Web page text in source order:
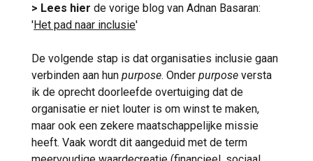
> Lees hier de vorige blog van Adnan Basaran:
'Het pad naar inclusie'
De volgende stap is dat organisaties inclusie gaan
verbinden aan hun purpose. Onder purpose versta
ik de oprecht doorleefde overtuiging dat de
organisatie er niet louter is om winst te maken,
maar ook een zekere maatschappelijke missie
heeft. Vaak wordt dit aangeduid met de term